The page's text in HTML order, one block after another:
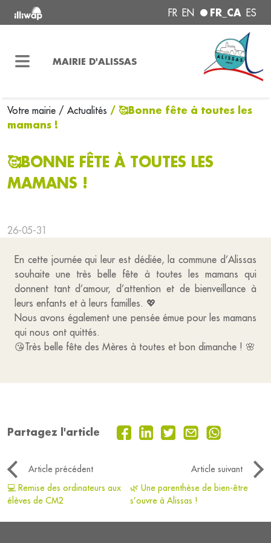
FR EN FR_CA ES
MAIRIE D'ALISSAS
Votre mairie / Actualités / 🥰Bonne fête à toutes les
mamans !
🥰BONNE FÊTE À TOUTES LES
MAMANS !
26-05-31
En cette journée qui leur est dédiée, la commune d’Alissas
souhaite une très belle fête à toutes les mamans qui
donnent tant d’amour, d’attention et de bienveillance à
leurs enfants et à leurs familles. 💖
Nous avons également une pensée émue pour les mamans
qui nous ont quittés.
😘Très belle fête des Mères à toutes et bon dimanche ! 🌸
Partagez l'article
Article précédent
Article suivant
💻 Remise des ordinateurs aux
élèves de CM2
🌿 Une parenthèse de bien-être
s’ouvre à Alissas !